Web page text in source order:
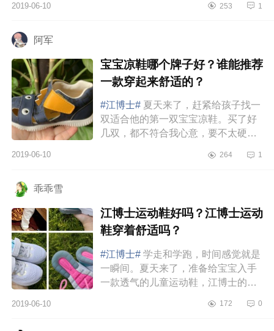
么多有什么不同，这次直接入了两
2019-06-10 253 1
阿军
宝宝凉鞋哪个牌子好？谁能推荐
一款穿起来舒适的？
#江博士# 夏天来了，赶紧给孩子找一
双适合他的第一双宝宝凉鞋。买了好
几双，都不符合我心意，要不太硬宝
子的小脚，白白浪费了我那么多钱...
2019-06-10 264 1
乖乖雪
江博士运动鞋好吗？江博士运动
鞋穿着舒适吗？
#江博士# 学走和学跑，时间感觉就是
一瞬间。夏天来了，准备给宝宝入手
一款透气的儿童运动鞋，江博士的这
足弓承托，能够有效的分散足底压...
2019-06-10 172 0